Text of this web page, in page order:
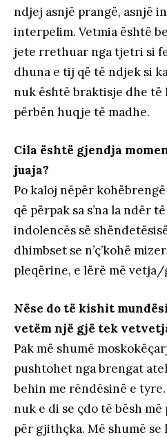
ndjej asnjë prangë, asnjë
interpelim. Vetmia është
jete rrethuar nga tjetri si
dhuna e tij që të ndjek si
nuk është braktisje dhe të
përbën huqje të madhe.
Cila është gjendja
juaja?
Po kaloj nëpër
që përpak sa s’na la ndër
indolencës së
dhimbset se n’ç’kohë
pleqërine, e lërë më
Nëse do të kishit
vetëm një gjë tek
Pak më shumë
pushtohet nga brengat
behin me rëndësinë e
nuk e di se çdo të bësh
për gjithçka. Më shumë se